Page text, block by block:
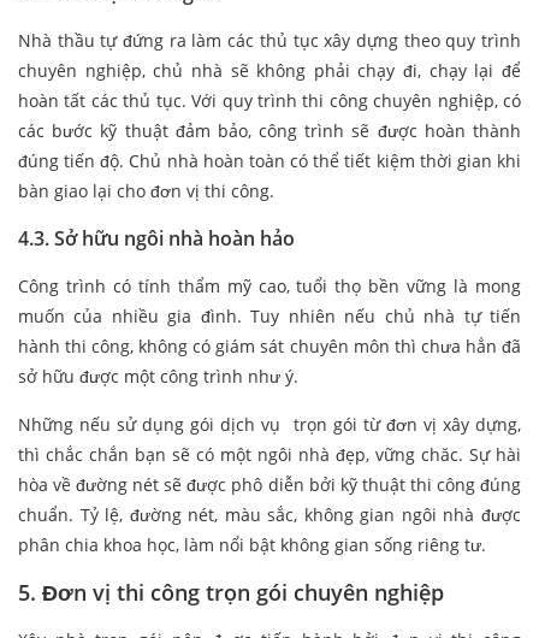
Nhà thầu tự đứng ra làm các thủ tục xây dựng theo quy trình
chuyên nghiệp, chủ nhà sẽ không phải chạy đi, chạy lại để
hoàn tất các thủ tục. Với quy trình thi công chuyên nghiệp, có
các bước kỹ thuật đảm bảo, công trình sẽ được hoàn thành
đúng tiến độ. Chủ nhà hoàn toàn có thể tiết kiệm thời gian khi
bàn giao lại cho đơn vị thi công.
4.3. Sở hữu ngôi nhà hoàn hảo
Công trình có tính thẩm mỹ cao, tuổi thọ bền vững là mong
muốn của nhiều gia đình. Tuy nhiên nếu chủ nhà tự tiến
hành thi công, không có giám sát chuyên môn thì chưa hẳn đã
sở hữu được một công trình như ý.
Những nếu sử dụng gói dịch vụ trọn gói từ đơn vị xây dựng,
thì chắc chắn bạn sẽ có một ngôi nhà đẹp, vững chăc. Sự hài
hòa về đường nét sẽ được phô diễn bởi kỹ thuật thi công đúng
chuẩn. Tỷ lệ, đường nét, màu sắc, không gian ngôi nhà được
phân chia khoa học, làm nổi bật không gian sống riêng tư.
5. Đơn vị thi công trọn gói chuyên nghiệp